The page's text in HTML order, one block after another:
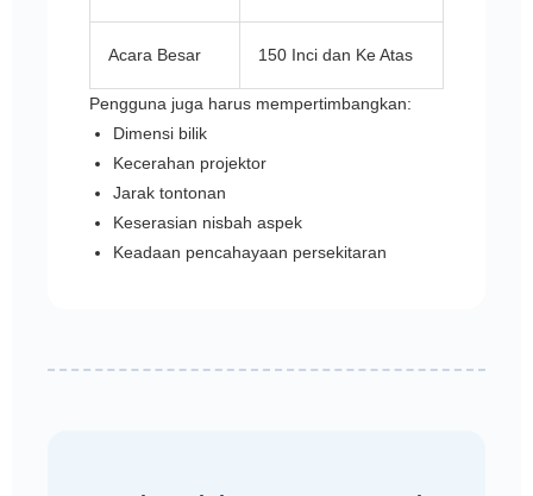
Acara Besar 150 Inci dan Ke Atas
Pengguna juga harus mempertimbangkan:
Dimensi bilik
Kecerahan projektor
Jarak tontonan
Keserasian nisbah aspek
Keadaan pencahayaan persekitaran